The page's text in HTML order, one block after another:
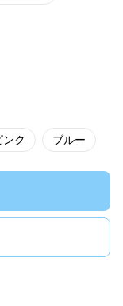
ンク ブルー